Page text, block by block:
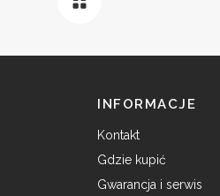
INFORMACJE
Kontakt
Gdzie kupić
Gwarancja i serwis